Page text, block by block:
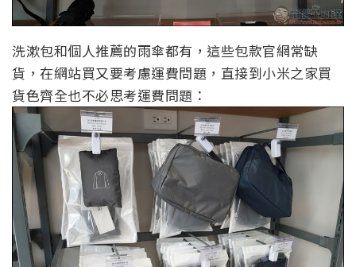
洗漱包和個人推薦的雨傘都有，這些包款官網常缺
貨，在網站買又要考慮運費問題，直接到小米之家買
貨色齊全也不必思考運費問題：